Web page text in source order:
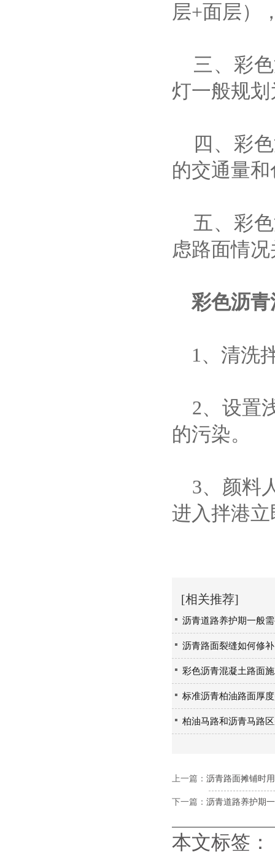
层+面层）
三、彩色
灯一般规
四、彩色
的交通量
五、彩色
虑路面情
彩色沥
1、清洗
2、设置
的污染。
3、颜料
进入拌港
[相关推荐]
沥青道路养护期一般
沥青路面裂缝如何修
彩色沥青混凝土路面
标准沥青柏油路面厚
柏油马路和沥青马路
上一篇： 沥青路面摊铺时
下一篇： 沥青道路养护期
本文标签：